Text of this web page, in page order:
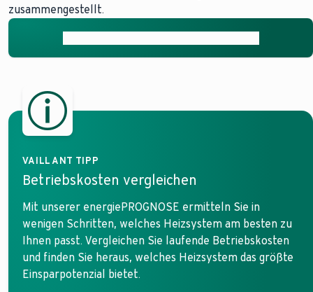
zusammengestellt.
VAILLANT TIPP
Betriebskosten vergleichen
Mit unserer energiePROGNOSE ermitteln Sie in
wenigen Schritten, welches Heizsystem am besten zu
Ihnen passt. Vergleichen Sie laufende Betriebskosten
und finden Sie heraus, welches Heizsystem das größte
Einsparpotenzial bietet.